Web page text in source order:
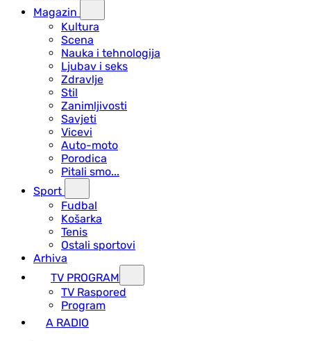
Magazin
Kultura
Scena
Nauka i tehnologija
Ljubav i seks
Zdravlje
Stil
Zanimljivosti
Savjeti
Vicevi
Auto-moto
Porodica
Pitali smo...
Sport
Fudbal
Košarka
Tenis
Ostali sportovi
Arhiva
TV PROGRAM
ТV Raspored
Program
A RADIO